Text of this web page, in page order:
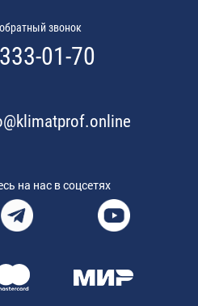
звонок
01-70
на нас в соцсетях